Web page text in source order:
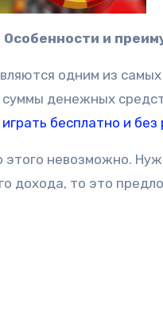
и
одним из
денежных
бесплатно и без
этого невозможно.
дохода, то это